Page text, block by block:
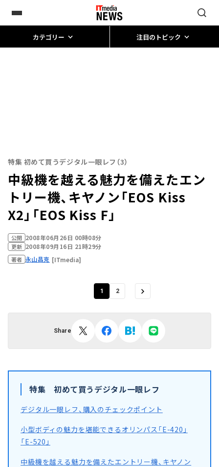
カテゴリー 注目のトピック
特集 初めて買うデジタル一眼レフ（3）
中級機を越える魅力を備えたエン
トリー機、キヤノン「EOS Kiss
X2」「EOS Kiss F」
公開 2008年06月26日 00時08分
更新 2008年09月16日 21時29分
著者 永山昌克 [ITmedia]
1 2
Share
特集 初めて買うデジタル一眼レフ
デジタル一眼レフ、購入のチェックポイント
小型ボディの魅力を堪能できるオリンパス「E-420」
「E-520」
中級機を越える魅力を備えたエントリー機、キヤノン